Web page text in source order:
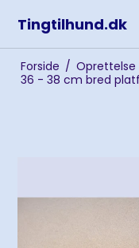
Tingtilhund.dk
Forside / Oprettelse
36 - 38 cm bred